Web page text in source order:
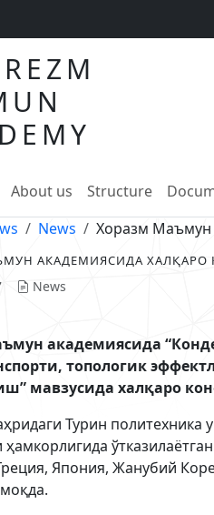
About us Structure
News Хоразм Маъмун
АКАДЕМИЯСИДА ХАЛҚАРО
News
академиясида
топологик
мавзусида халқаро
Турин политехника
ҳамкорлигида
Япония, Жанубий